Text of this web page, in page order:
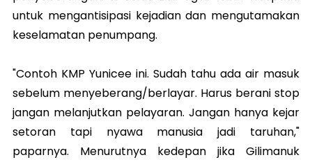
untuk mengantisipasi kejadian dan mengutamakan
keselamatan penumpang.
"Contoh KMP Yunicee ini. Sudah tahu ada air masuk
sebelum menyeberang/berlayar. Harus berani stop
jangan melanjutkan pelayaran. Jangan hanya kejar
setoran tapi nyawa manusia jadi taruhan,"
paparnya. Menurutnya kedepan jika Gilimanuk